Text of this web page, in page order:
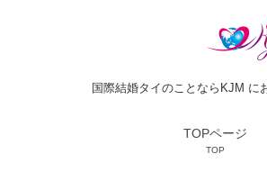
国際結婚タイのことならKJM に
TOPページ
TOP